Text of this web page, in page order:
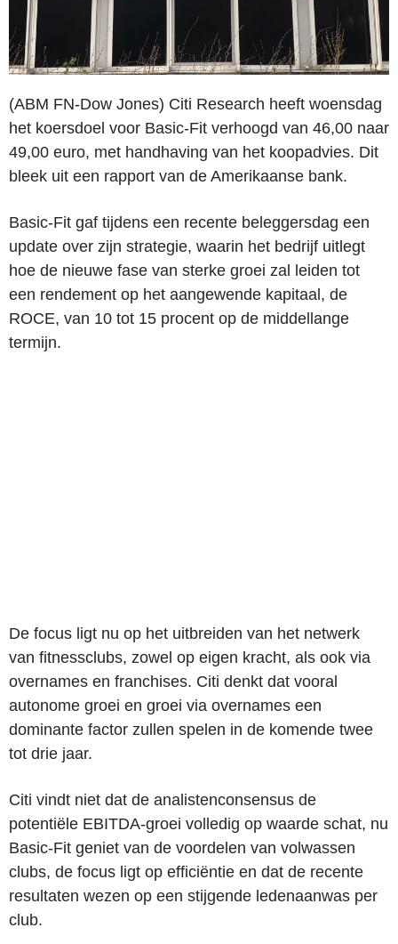
(ABM FN-Dow Jones) Citi Research heeft woensdag
het koersdoel voor Basic-Fit verhoogd van 46,00 naar
49,00 euro, met handhaving van het koopadvies. Dit
bleek uit een rapport van de Amerikaanse bank.
Basic-Fit gaf tijdens een recente beleggersdag een
update over zijn strategie, waarin het bedrijf uitlegt
hoe de nieuwe fase van sterke groei zal leiden tot
een rendement op het aangewende kapitaal, de
ROCE, van 10 tot 15 procent op de middellange
termijn.
De focus ligt nu op het uitbreiden van het netwerk
van fitnessclubs, zowel op eigen kracht, als ook via
overnames en franchises. Citi denkt dat vooral
autonome groei en groei via overnames een
dominante factor zullen spelen in de komende twee
tot drie jaar.
Citi vindt niet dat de analistenconsensus de
potentiële EBITDA-groei volledig op waarde schat, nu
Basic-Fit geniet van de voordelen van volwassen
clubs, de focus ligt op efficiëntie en dat de recente
resultaten wezen op een stijgende ledenaanwas per
club.